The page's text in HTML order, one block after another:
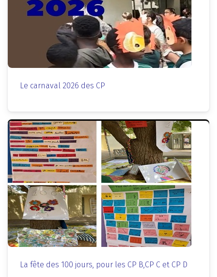
Le carnaval 2026 des CP
La fête des 100 jours, pour les CP B,CP C et CP D